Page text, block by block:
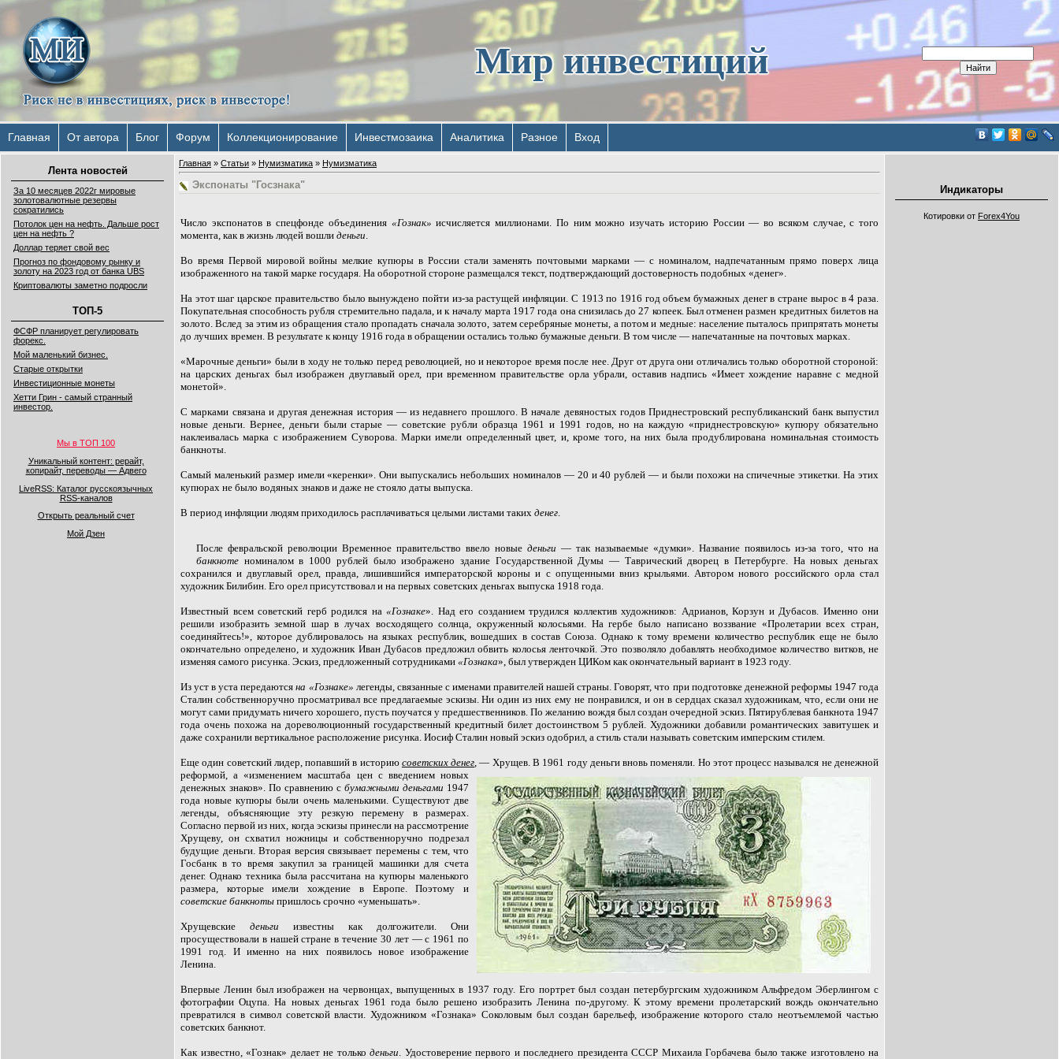
Мир инвестиций
Главная От автора Блог Форум Коллекционирование Инвестмозаика Аналитика Разное Вход
Лента новостей
За 10 месяцев 2022г мировые
золотовалютные резервы
сократились
Потолок цен на нефть. Дальше рост
цен на нефть ?
Доллар теряет свой вес
Прогноз по фондовому рынку и
золоту на 2023 год от банка UBS
Криптовалюты заметно подросли
ТОП-5
ФСФР планирует регулировать
форекс.
Мой маленький бизнес.
Старые открытки
Инвестиционные монеты
Хетти Грин - самый странный
инвестор.
Мы в ТОП 100
Уникальный контент: рерайт,
копирайт, переводы — Адвего
LiveRSS: Каталог русскоязычных
RSS-каналов
Открыть реальный счет
Мой Дзен
Главная » Статьи » Нумизматика » Нумизматика
Экспонаты "Госзнака"
Число экспонатов в спецфонде объединения «Гознак» исчисляется миллионами. По ним можно изучать историю России — во всяком случае, с того
момента, как в жизнь людей вошли деньги
Во время Первой мировой войны мелкие купюры в России стали заменять почтовыми марками — с номиналом, надпечатанным прямо поверх лица
изображенного на такой марке государя. На оборотной стороне размещался текст, подтверждающий достоверность подобных «денег».
На этот шаг царское правительство было вынуждено пойти из-за растущей инфляции. С 1913 по 1916 год объем бумажных денег в стране вырос в 4 раза.
Покупательная способность рубля стремительно падала, и к началу марта 1917 года она снизилась до 27 копеек. Был отменен размен кредитных билетов на
золото. Вслед за этим из обращения стало пропадать сначала золото, затем серебряные монеты, а потом и медные: население пыталось припрятать монеты
до лучших времен. В результате к концу 1916 года в обращении остались только бумажные деньги. В том числе — напечатанные на почтовых марках.
«Марочные деньги» были в ходу не только перед революцией, но и некоторое время после нее. Друг от друга они отличались только оборотной стороной:
на царских деньгах был изображен двуглавый орел, при временном правительстве орла убрали, оставив надпись «Имеет хождение наравне с медной
монетой».
С марками связана и другая денежная история — из недавнего прошлого. В начале девяностых годов Приднестровский республиканский банк выпустил
новые деньги. Вернее, деньги были старые — советские рубли образца 1961 и 1991 годов, но на каждую «приднестровскую» купюру обязательно
наклеивалась марка с изображением Суворова. Марки имели определенный цвет, и, кроме того, на них была продублирована номинальная стоимость
банкноты.
Самый маленький размер имели «керенки». Они выпускались небольших номиналов — 20 и 40 рублей — и были похожи на спичечные этикетки. На этих
купюрах не было водяных знаков и даже не стояло даты выпуска.
В период инфляции людям приходилось расплачиваться целыми листами таких денег
После февральской революции Временное правительство ввело новые деньги — так называемые «думки». Название появилось из-за того, что на
банкноте номиналом в 1000 рублей было изображено здание Государственной Думы — Таврический дворец в Петербурге. На новых деньгах
сохранился и двуглавый орел, правда, лишившийся императорской короны и с опущенными вниз крыльями. Автором нового российского орла стал
художник Билибин. Его орел присутствовал и на первых советских деньгах выпуска 1918 года.
Известный всем советский герб родился на «Гознаке». Над его созданием трудился коллектив художников: Адрианов, Корзун и Дубасов. Именно они
решили изобразить земной шар в лучах восходящего солнца, окруженный колосьями. На гербе было написано воззвание «Пролетарии всех стран,
соединяйтесь!», которое дублировалось на языках республик, вошедших в состав Союза. Однако к тому времени количество республик еще не было
окончательно определено, и художник Иван Дубасов предложил обвить колосья ленточкой. Это позволяло добавлять необходимое количество витков, не
изменяя самого рисунка. Эскиз, предложенный сотрудниками «Гознака», был утвержден ЦИКом как окончательный вариант в 1923 году.
Из уст в уста передаютсяна «Гознаке» легенды, связанные с именами правителей нашей страны. Говорят, что при подготовке денежной реформы 1947 года
Сталин собственноручно просматривал все предлагаемые эскизы. Ни один из них ему не понравился, и он в сердцах сказал художникам, что, если они не
могут сами придумать ничего хорошего, пусть поучатся у предшественников. По желанию вождя был создан очередной эскиз. Пятирублевая банкнота 1947
года очень похожа на дореволюционный государственный кредитный билет достоинством 5 рублей. Художники добавили романтических завитушек и
даже сохранили вертикальное расположение рисунка. Иосиф Сталин новый эскиз одобрил, а стиль стали называть советским имперским стилем.
Еще один советский лидер, попавший в историю советских денег , — Хрущев. В 1961 году деньги вновь поменяли. Но этот процесс назывался не денежной
реформой, а «изменением масштаба цен с введением новых
денежных знаков». По сравнению с бумажными деньгами 1947
года новые купюры были очень маленькими. Существуют две
легенды, объясняющие эту резкую перемену в размерах.
Согласно первой из них, когда эскизы принесли на рассмотрение
Хрущеву, он схватил ножницы и собственноручно подрезал
будущие деньги. Вторая версия связывает перемены с тем, что
Госбанк в то время закупил за границей машинки для счета
денег. Однако техника была рассчитана на купюры маленького
размера, которые имели хождение в Европе. Поэтому и
советские банкноты пришлось срочно «уменьшать».
Хрущевские деньги известны как долгожители. Они
просуществовали в нашей стране в течение 30 лет — с 1961 по
1991 год. И именно на них появилось новое изображение
Ленина.
Впервые Ленин был изображен на червонцах, выпущенных в 1937 году. Его портрет был создан петербургским художником Альфредом Эберлингом с
фотографии Оцупа. На новых деньгах 1961 года было решено изобразить Ленина по-другому. К этому времени пролетарский вождь окончательно
превратился в символ советской власти. Художником «Гознака» Соколовым был создан барельеф, изображение которого стало неотъемлемой частью
советских банкнот.
Как известно, «Гознак» делает не только деньги . Удостоверение первого и последнего президента СССР Михаила Горбачева было также изготовлено на
Индикаторы
Котировки от Forex4You